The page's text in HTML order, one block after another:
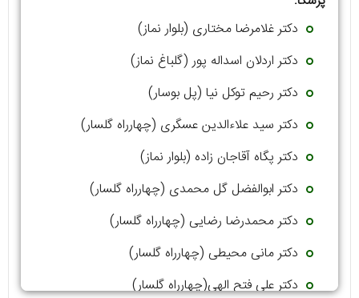
دکتر غلامرضا مختاری (بلوار نماز)
دکتر اردلان اسداله پور (گلباغ نماز)
دکتر رحیم توکل نیا (پل بوسار)
دکتر سید علاءالدین عسگری (چهارراه گلسار)
دکتر پگاه آقاجان زاده (بلوار نماز)
دکتر ابوالفضل گل محمدی (چهارراه گلسار)
دکتر محمدرضا رضایی (چهارراه گلسار)
دکتر مانی محیطی (چهارراه گلسار)
دکتر علی فتح الهی(چهارراه گلسار)